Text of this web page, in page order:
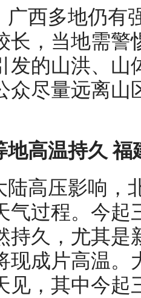
广西多地仍有
长，当地需警
发的山洪、山
众尽量远离山
地高温持久
陆高压影响，
气过程。今起
持久，尤其是
现成片高温。
见，其中今起